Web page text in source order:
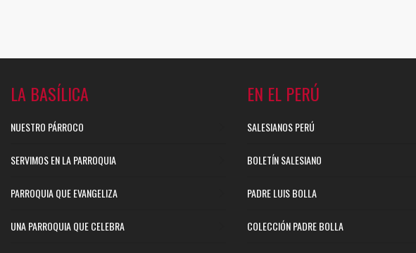
LA BASÍLICA
NUESTRO PÁRROCO
SERVIMOS EN LA PARROQUIA
PARROQUIA QUE EVANGELIZA
UNA PARROQUIA QUE CELEBRA
EN EL PERÚ
SALESIANOS PERÚ
BOLETÍN SALESIANO
PADRE LUIS BOLLA
COLECCIÓN PADRE BOLLA